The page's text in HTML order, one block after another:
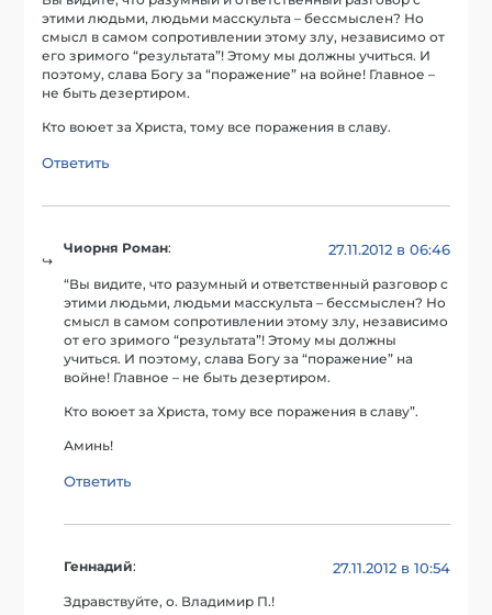
этими людьми, людьми масскульта – бессмыслен? Но
смысл в самом сопротивлении этому злу, независимо от
его зримого “результата”! Этому мы должны учиться. И
поэтому, слава Богу за “поражение” на войне! Главное –
не быть дезертиром.
Кто воюет за Христа, тому все поражения в славу.
Ответить
Чиорня Роман: 27.11.2012 в 06:46
“Вы видите, что разумный и ответственный разговор с
этими людьми, людьми масскульта – бессмыслен? Но
смысл в самом сопротивлении этому злу, независимо
от его зримого “результата”! Этому мы должны
учиться. И поэтому, слава Богу за “поражение” на
войне! Главное – не быть дезертиром.
Кто воюет за Христа, тому все поражения в славу”.
Аминь!
Ответить
Геннадий: 27.11.2012 в 10:54
Здравствуйте, о. Владимир П.!